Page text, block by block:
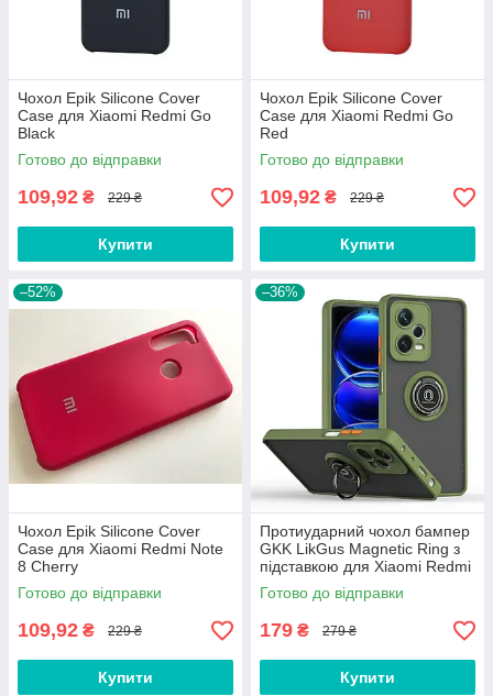
Чохол Epik Silicone Cover
Case для Xiaomi Redmi Go
Black
Готово до відправки
109,92 ₴ 229 ₴
Купити
Чохол Epik Silicone Cover
Case для Xiaomi Redmi Go
Red
Готово до відправки
109,92 ₴ 229 ₴
Купити
–52%
Чохол Epik Silicone Cover
Case для Xiaomi Redmi Note
8 Cherry
Готово до відправки
109,92 ₴ 229 ₴
Купити
–36%
Протиударний чохол бампер
GKK LikGus Magnetic Ring з
підставкою для Xiaomi Redmi
Note 12 Pro 5G Olive
Готово до відправки
179 ₴ 279 ₴
Купити